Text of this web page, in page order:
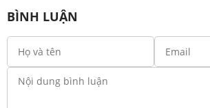
BÌNH LUẬN